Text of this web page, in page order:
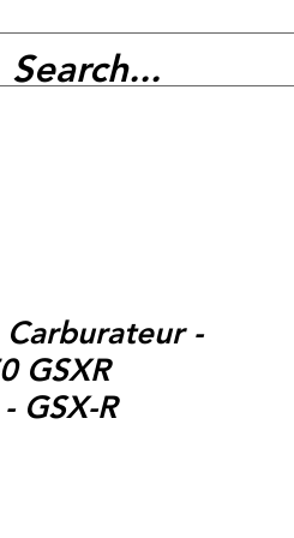
-
GSXR
GSX-R